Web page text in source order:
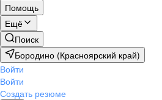
Помощь
Ещё
Поиск
Бородино (Красноярский край)
Войти
Войти
Создать резюме